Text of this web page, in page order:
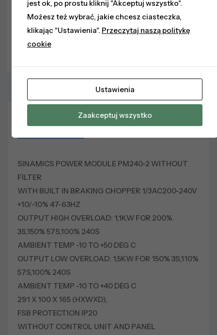
Styczniki
Bezpieczniki
SINAMICS POWER MODULE PM240-2 WITHOUT
FILTER
WITH BUILT IN BRAKING CHOPPER 1/3AC200-240V
+10/-10% 47-63HZ
OUTPUT HIGH OVERLOAD: 1,1KW FOR 200%
3S,150% 57S,100% 240S
AMBIENT TEMP -10 TO +50 DEG C
OUTPUT LOW OVERLOAD: 1,5KW FOR 150% 3S,110%
57S,100% 240S
AMBIENT TEMP -10 TO +40 DEG C
291 X 100 X 165 (HXWXD),
FSB PROTECTION IP20
WITHOUT CONTROL UNIT AND PANEL
jest ok, po prostu kliknij "Akceptuj wszystko".
Możesz też wybrać, jakie chcesz ciasteczka,
klikając "Ustawienia". Przeczytaj naszą politykę
cookie
Ustawienia
Zaakceptuj wszystko